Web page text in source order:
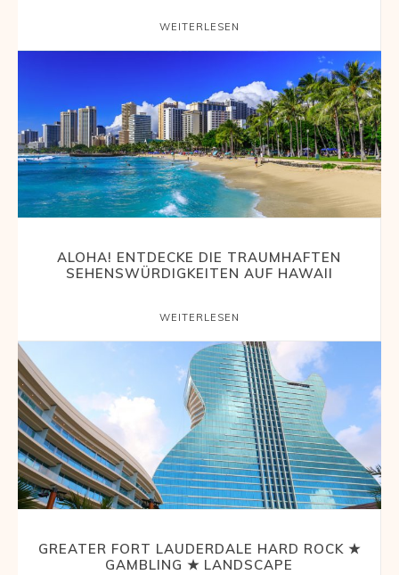
WEITERLESEN
ALOHA! ENTDECKE DIE TRAUMHAFTEN
SEHENSWÜRDIGKEITEN AUF HAWAII
WEITERLESEN
GREATER FORT LAUDERDALE HARD ROCK ★
GAMBLING ★ LANDSCAPE